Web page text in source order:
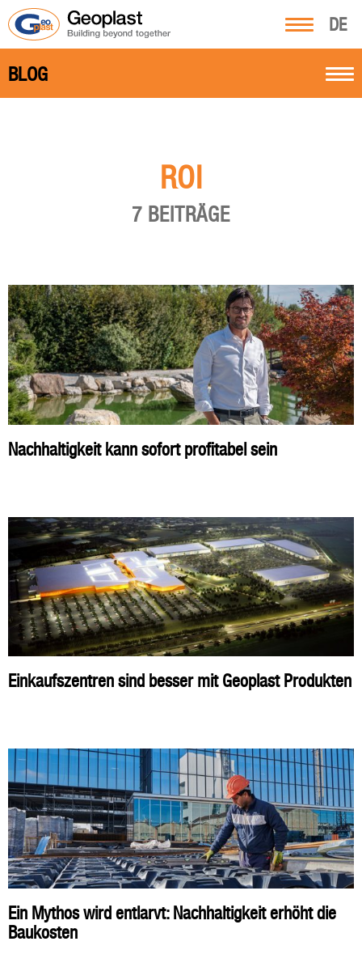
DE
BLOG
ROI
7 BEITRÄGE
Nachhaltigkeit kann sofort profitabel sein
Einkaufszentren sind besser mit Geoplast Produkten
Ein Mythos wird entlarvt: Nachhaltigkeit erhöht die
Baukosten